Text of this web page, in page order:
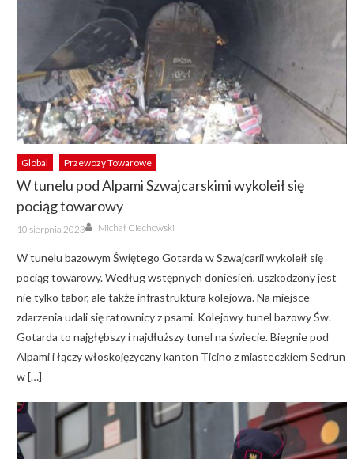
Global Przewozy Towarowe
W tunelu pod Alpami Szwajcarskimi wykoleił się
pociąg towarowy
Posted
on
10 sierpnia 2023 Author
Michał Ciechowski
W tunelu bazowym Świętego Gotarda w Szwajcarii wykoleił się
pociąg towarowy. Według wstępnych doniesień, uszkodzony jest
nie tylko tabor, ale także infrastruktura kolejowa. Na miejsce
zdarzenia udali się ratownicy z psami. Kolejowy tunel bazowy Św.
Gotarda to najgłębszy i najdłuższy tunel na świecie. Biegnie pod
Alpami i łączy włoskojęzyczny kanton Ticino z miasteczkiem Sedrun
w […]